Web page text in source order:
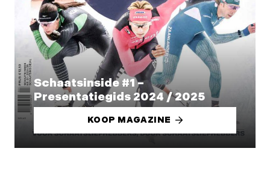
Schaatsinside #1 –
Presentatiegids 2024 / 2025
KOOP MAGAZINE